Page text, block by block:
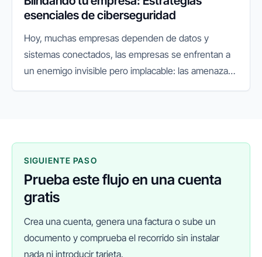
esenciales de ciberseguridad
Hoy, muchas empresas dependen de datos y
sistemas conectados, las empresas se enfrentan a
un enemigo invisible pero implacable: las amenazas
SIGUIENTE PASO
Prueba este flujo en una cuenta
gratis
Crea una cuenta, genera una factura o sube un
documento y comprueba el recorrido sin instalar
nada ni introducir tarjeta.